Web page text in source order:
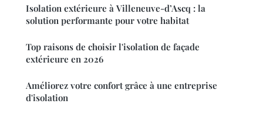
Isolation extérieure à Villeneuve-d’Ascq : la
solution performante pour votre habitat
Top raisons de choisir l'isolation de façade
extérieure en 2026
Améliorez votre confort grâce à une entreprise
d'isolation